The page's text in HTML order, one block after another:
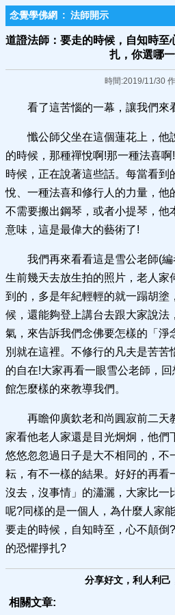
念覺學佛網 : 法師開示
道證法師：要走的時候，自知時至
扎，你選哪
時間:2019/11/30
看了這苦惱的一幕，讓我們來
懺公師父坐在這個蓮花上，他
的時候，那種禪悅啊!那一種法喜
時候，正在說著這些話。每當看到
悅、一種法喜和修行人的力量，他
不需要搬出鋼琴，或者小提琴，他
意味，這是最偉大的藝術了!
我們再來看看這是雪公老師(
生前幾天去放生拍的照片，老人家
到的，多是年紀輕輕的就一蹋胡塗
候，還能夠登上講台去跟大家說法
氣，來告訴我們念佛要怎樣的「淨
別就在這裡。不修行的凡夫是苦苦
的自在!大家再看一眼雪公老師，
館怎麼樣的來教導我們。
再瞻仰廣欽老和尚圓寂前二天
家看他老人家還是目光炯炯，他們
悠悠忽忽過日子是大不相同的，不
耘，有不一樣的結果。好好的再看
沒去，沒事情」的瀟灑，大家比一
呢?同樣的是一個人，為什麼人家
要走的時候，自知時至，心不顛倒
的恐懼掙扎?
分享好文，利人利己
相關文章: